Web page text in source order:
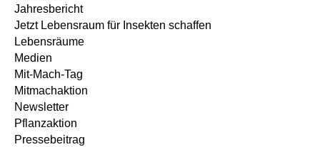
Jahresbericht
Jetzt Lebensraum für Insekten schaffen
Lebensräume
Medien
Mit-Mach-Tag
Mitmachaktion
Newsletter
Pflanzaktion
Pressebeitrag